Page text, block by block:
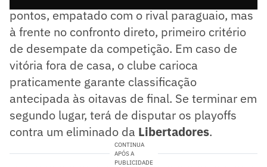
pontos, empatado com o rival paraguaio, mas
à frente no confronto direto, primeiro critério
de desempate da competição. Em caso de
vitória fora de casa, o clube carioca
praticamente garante classificação
antecipada às oitavas de final. Se terminar em
segundo lugar, terá de disputar os playoffs
contra um eliminado da Libertadores.
CONTINUA
APÓS A
PUBLICIDADE